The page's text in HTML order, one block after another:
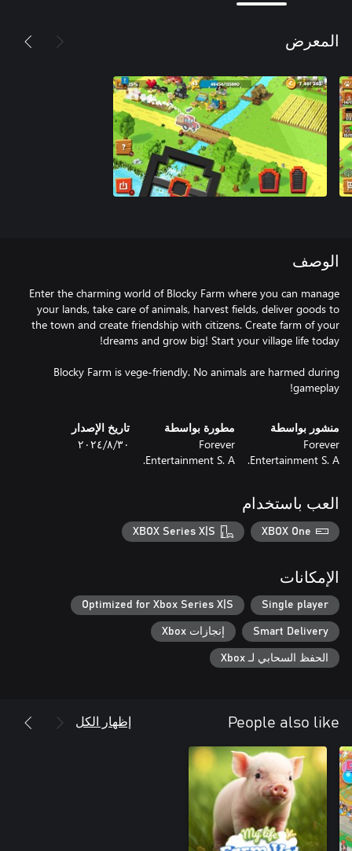
المعرض
الوصف
Enter the charming world of Blocky Farm where you can manage
your lands, take care of animals, harvest fields, deliver goods to
the town and create friendship with citizens. Create farm of your
Blocky Farm is vege-friendly. No animals are harmed during
gameplay!
منشور بواسطة
Forever
Entertainment S. A.
مطورة بواسطة
Forever
Entertainment S. A.
تاريخ الإصدار
٣٠‏/٨‏/٢٠٢٤
العب باستخدام
XBOX One
XBOX Series X|S
الإمكانات
Single player
Optimized for Xbox Series X|S
Smart Delivery إنجازات Xbox
الحفظ السحابي لـ Xbox
People also like إظهار الكل